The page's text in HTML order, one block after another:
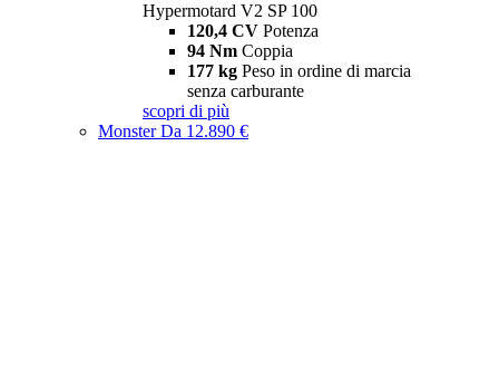
Hypermotard V2 SP 100
120,4 CV Potenza
94 Nm Coppia
177 kg Peso in ordine di marcia
senza carburante
scopri di più
MonsterDa 12.890 €